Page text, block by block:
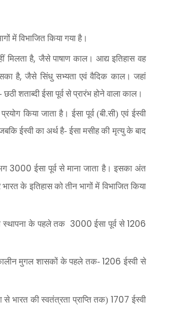
में विभाजित किया गया है।
मिलता है, जैसे पाषाण काल। आद्य इतिहास वह
है,जैसे सिंधु सभ्यता एवं वैदिक काल। जहां
शताब्दी ईसा पूर्व से प्रारंभ होने वाला काल।
किया जाता है। ईसा पूर्व (बी.सी) एवं ईस्वी
ईस्वी का अर्थ है- ईसा मसीह की मृत्यु के बाद
3000 ईसा पूर्व से माना जाता है। इसका अंत
के इतिहास को तीन भागों में विभाजित किया
स्थापना के पहले तक 3000 ईसा पूर्व से 1206
मुगल शासकों के पहले तक-1206 ईस्वी से
भारत की स्वतंत्रता प्राप्ति तक)1707 ईस्वी